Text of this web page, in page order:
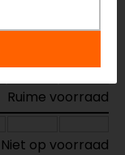
Ruime voorraad
Niet op voorraad